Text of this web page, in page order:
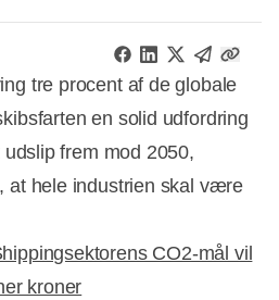
tre procent af de globale
en solid udfordring
frem mod 2050,
, at hele industrien skal være
CO2-mål vil
kroner